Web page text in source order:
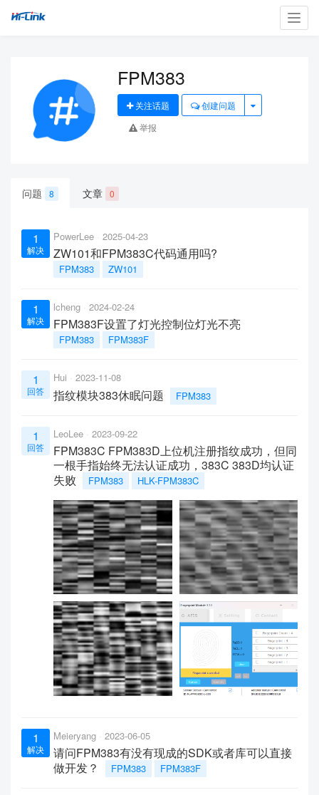
FPM383
关注话题
创建问题
举报
问题 8 文章 0
1
解决
PowerLee 2025-04-23
ZW101和FPM383C代码通用吗?
FPM383 ZW101
1
解决
lcheng 2024-02-24
FPM383F设置了灯光控制位灯光不亮
FPM383 FPM383F
1
回答
Hui 2023-11-08
指纹模块383休眠问题 FPM383
1
回答
LeoLee 2023-09-22
FPM383C FPM383D上位机注册指纹成功，但同
一根手指始终无法认证成功，383C 383D均认证
失败
FPM383 HLK-FPM383C
1
解决
Meieryang 2023-06-05
请问FPM383有没有现成的SDK或者库可以直接
做开发？
FPM383 FPM383F